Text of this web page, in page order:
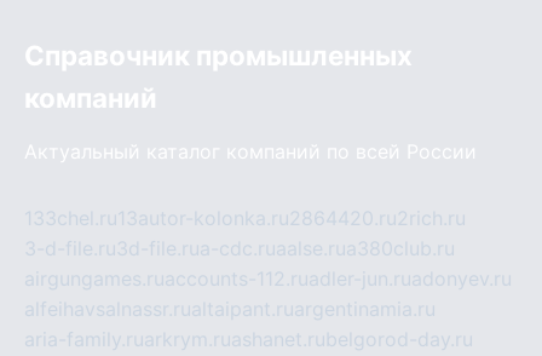
Справочник промышленных
компаний
Актуальный каталог компаний по всей России
133chel.ru13autor-kolonka.ru2864420.ru2rich.ru
3-d-file.ru3d-file.rua-cdc.ruaalse.rua380club.ru
airgungames.ruaccounts-112.ruadler-jun.ruadonyev.ru
alfeihavsalnassr.rualtaipant.ruargentinamia.ru
aria-family.ruarkrym.ruashanet.rubelgorod-day.ru